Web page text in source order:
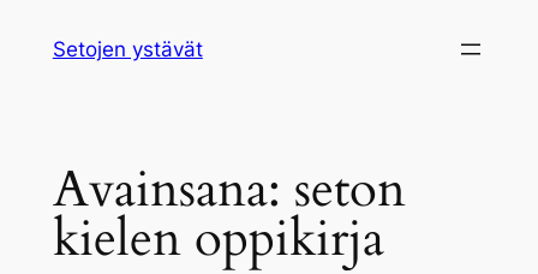
sisältöön
Setojen ystävät
Avainsana: seton
kielen oppikirja